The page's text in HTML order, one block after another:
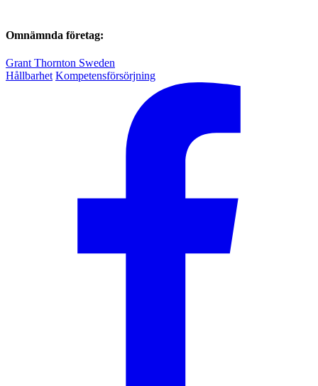
Omnämnda företag:
Grant Thornton Sweden
Hållbarhet Kompetensförsörjning